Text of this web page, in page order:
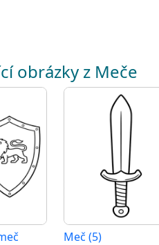
obrázky z Meče
Meč (5)